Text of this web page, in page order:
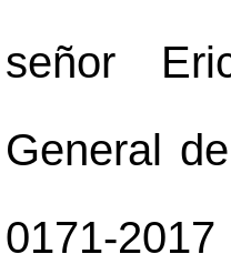
señor
General
0171-